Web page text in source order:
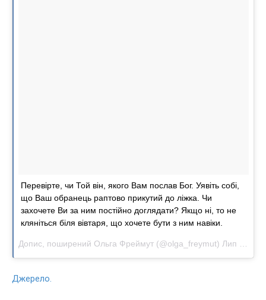
Перевірте, чи Той він, якого Вам послав Бог. Уявіть собі,
що Ваш обранець раптово прикутий до ліжка. Чи
захочете Ви за ним постійно доглядати? Якщо ні, то не
кляніться біля вівтаря, що хочете бути з ним навіки.
Допис, поширений Ольга Фреймут (@olga_freymut) Лип 11, 2017 о 10:05 PDT
Джерело.